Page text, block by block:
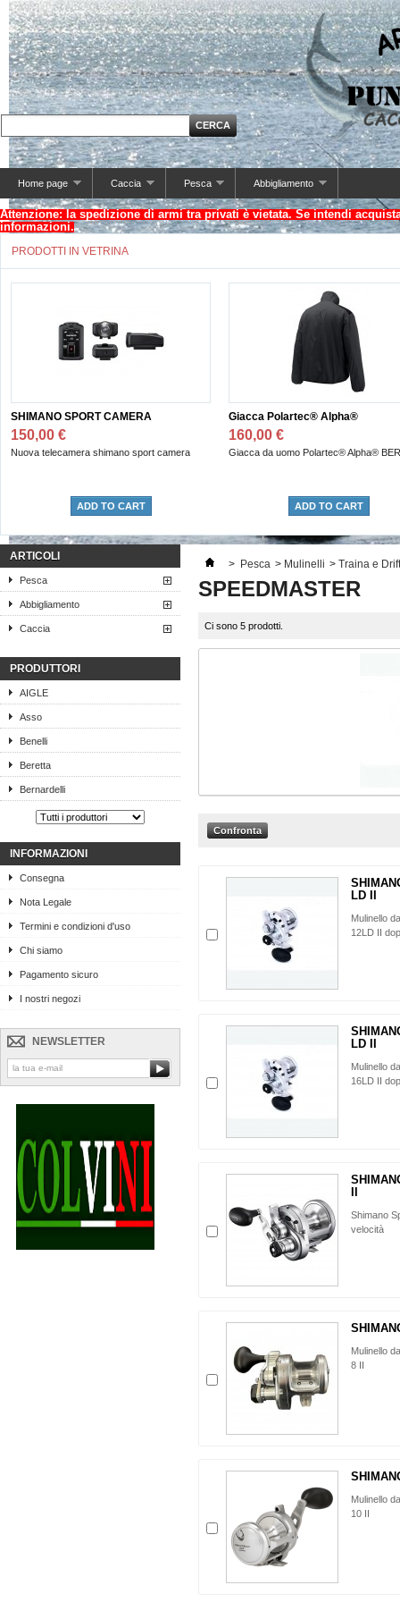
Home page Caccia Pesca Abbigliamento
Attenzione: la spedizione di armi tra privati è vietata. Se intendi
informazioni.
PRODOTTI IN VETRINA
SHIMANO SPORT CAMERA
150,00 €
Nuova telecamera shimano sport camera
ADD TO CART
Giacca Polartec® Alpha®
160,00 €
Giacca da uomo Polartec® Alpha®
ADD TO CART
ARTICOLI
Pesca
Abbigliamento
Caccia
PRODUTTORI
AIGLE
Asso
Benelli
Beretta
Bernardelli
INFORMAZIONI
Consegna
Nota Legale
Termini e condizioni d'uso
Chi siamo
Pagamento sicuro
I nostri negozi
NEWSLETTER
> Pesca > Mulinelli > Traina e
SPEEDMASTER
Ci sono 5 prodotti.
LD II
Mulinello
12LD II
LD II
Mulinello
16LD II
II
Shimano
velocità
Mulinello
8 II
Mulinello
10 II